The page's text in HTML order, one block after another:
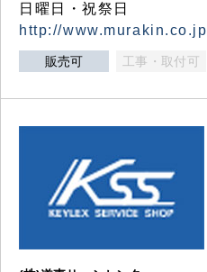
日曜日・祝祭日
http://www.murakin.co.jp
販売可 工事・取付可